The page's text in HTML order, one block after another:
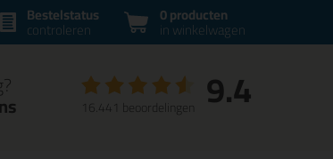
0 producten
in winkelwagen
Bestelstatus
controleren
9.4
16.441 beoordelingen